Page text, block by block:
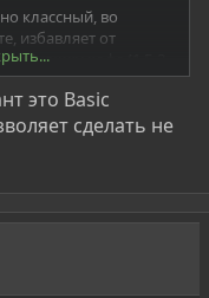
классный, во
избавляет от
"чашку кофе (1,5-2
это Basic
сделать не